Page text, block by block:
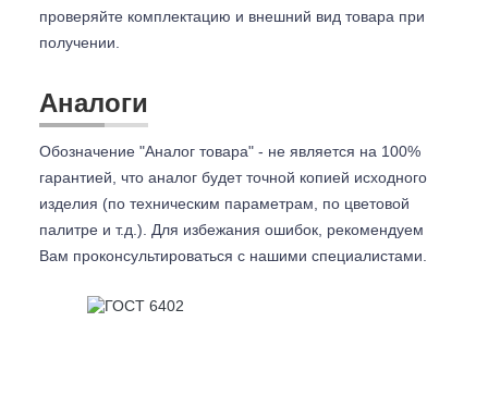
проверяйте комплектацию и внешний вид товара при
получении.
Аналоги
Обозначение "Аналог товара" - не является на 100%
гарантией, что аналог будет точной копией исходного
изделия (по техническим параметрам, по цветовой
палитре и т.д.). Для избежания ошибок, рекомендуем
Вам проконсультироваться с нашими специалистами.